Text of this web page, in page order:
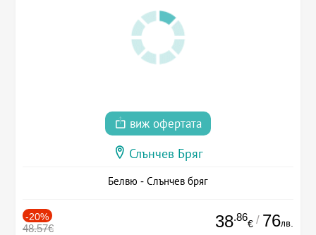
виж офертата
Слънчев Бряг
Белвю - Слънчев бряг
-20%
48.57€ 38.86
€ / 76лв.